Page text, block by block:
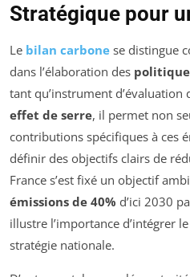
Stratégique pour
Le bilan carbone se distingue
dans l’élaboration des
tant qu’instrument d’évaluation
effet de serre, il permet non
contributions spécifiques à ces
définir des objectifs clairs de
France s’est fixé un objectif
émissions de 40% d’ici 2030
illustre l’importance d’intégrer
stratégie nationale.